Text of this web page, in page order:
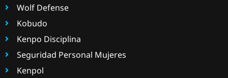
Wolf Defense
Kobudo
Kenpo Disciplina
Seguridad Personal Mujeres
Kenpol